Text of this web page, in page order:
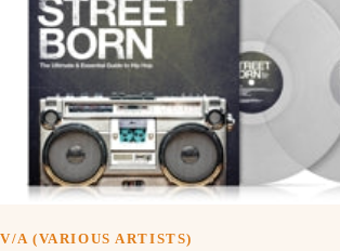
V/A (VARIOUS ARTISTS)